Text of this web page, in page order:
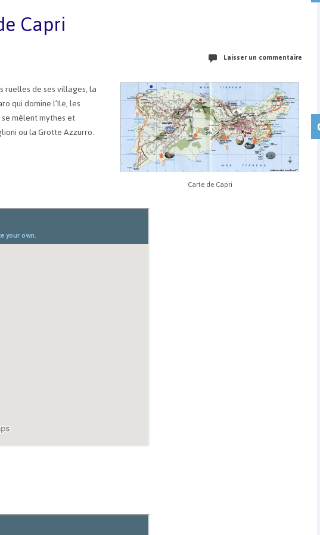
Capri
Laisser un commentaire
Carte de Capri
ruelles de ses villages, la
qui domine l’île, les
mêlent mythes et
ou la Grotte Azzurro.